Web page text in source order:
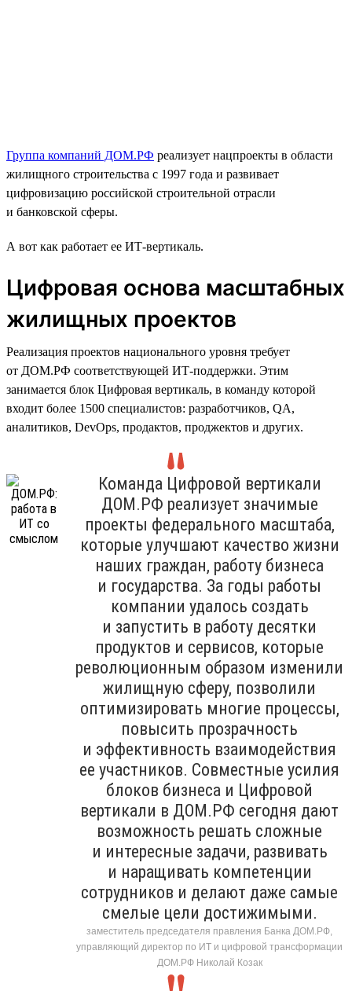
Группа компаний ДОМ.РФ реализует нацпроекты в области
жилищного строительства с 1997 года и развивает
цифровизацию российской строительной отрасли
и банковской сферы.
А вот как работает ее ИТ-вертикаль.
Цифровая основа масштабных
жилищных проектов
Реализация проектов национального уровня требует
от ДОМ.РФ соответствующей ИТ-поддержки. Этим
занимается блок Цифровая вертикаль, в команду которой
входит более 1500 специалистов: разработчиков, QA,
аналитиков, DevOps, продактов, проджектов и других.
Команда Цифровой вертикали
ДОМ.РФ реализует значимые
проекты федерального масштаба,
которые улучшают качество жизни
наших граждан, работу бизнеса
и государства. За годы работы
компании удалось создать
и запустить в работу десятки
продуктов и сервисов, которые
революционным образом изменили
жилищную сферу, позволили
оптимизировать многие процессы,
повысить прозрачность
и эффективность взаимодействия
ее участников. Совместные усилия
блоков бизнеса и Цифровой
вертикали в ДОМ.РФ сегодня дают
возможность решать сложные
и интересные задачи, развивать
и наращивать компетенции
сотрудников и делают даже самые
смелые цели достижимыми.
заместитель председателя правления Банка ДОМ.РФ,
управляющий директор по ИТ и цифровой трансформации
ДОМ.РФ Николай Козак